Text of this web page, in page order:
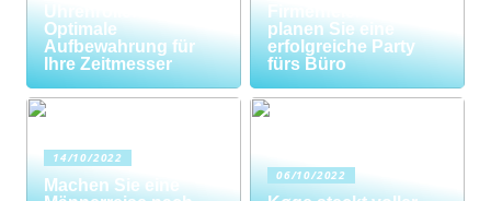
Uhrenrolle: Die
Optimale
Aufbewahrung für
Ihre Zeitmesser
Firmenfeier? So
planen Sie eine
erfolgreiche Party
fürs Büro
14/10/2022
Machen Sie eine
06/10/2022